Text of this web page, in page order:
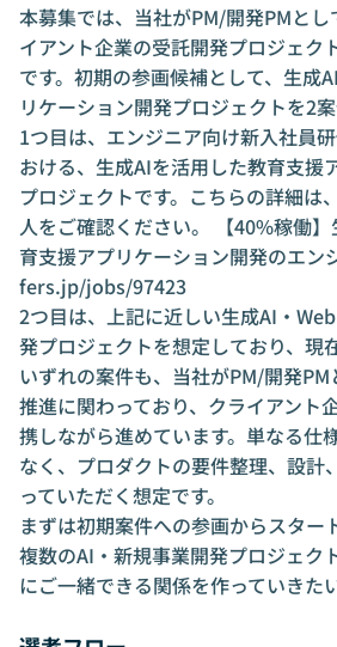
説検証、プロジェクトマネジメント、
ェーズまで伴走する経験を積みました。 そ
後、2022年10月に株式会社クノテロス
しました。現在は、AI・新規事業開発
ダクト開発領域を中心に、PM/開発PM
複数のプロジェクトを推進しています
業向けのAI活用プロジェクト、業務支
リケーション、RAG/チャットボット、
教育系プロダクト、自治体・スタート
支援案件など、構想整理から要件定義
MVP設計、開発推進まで幅広く支援して
す。 また、2025年4月よりグロービス経営大
学院に入学し、MBA取得に向けて学び
ら、今後は大企業の新規事業開発をよ
性高く進めるための自社プロダクト開
取り組んでいく予定です。 強みは、事業側と
開発側の間に入り、曖昧な構想や顧客
具体的なプロダクト・検証計画・開発
へ落とし込むことです。単なるコンサル
ングや開発支援ではなく、事業の前進
な論点整理、意思決定支援、チーム組
行推進まで伴走するスタイルを大切に
ます。 現在は、AI・Webアプリケーション開
本募集では、当社がPM/開発PMと
イアント企業の受託開発プロジェク
です。初期の参画候補として、生成
リケーション開発プロジェクトを2案
1つ目は、エンジニア向け新入社員
おける、生成AIを活用した教育支援
プロジェクトです。こちらの詳細は
人をご確認ください。 【40%稼働
育支援アプリケーション開発のエン
fers.jp/jobs/97423
2つ目は、上記に近しい生成AI・
発プロジェクトを想定しており、現
いずれの案件も、当社がPM/開発
推進に関わっており、クライアント
携しながら進めています。単なる仕
なく、プロダクトの要件整理、設計
っていただく想定です。
まずは初期案件への参画からスター
複数のAI・新規事業開発プロジェク
にご一緒できる関係を作っていきた